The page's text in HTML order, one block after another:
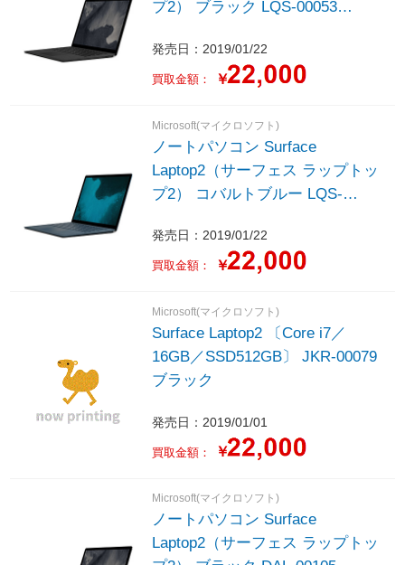
プ2） ブラック LQS-00053
Core i7 /Office HomeandBusiness
/メモリ：16GB /SSD：512GB
発売日：2019/01/22
買取金額： ￥
Microsoft(マイクロソフト)
ノートパソコン Surface
Laptop2（サーフェス ラップトッ
プ2） コバルトブルー LQS-
Home /intel Core i7 /Office
HomeandBusiness /メモリ：
モデル］
発売日：2019/01/22
買取金額： ￥
Microsoft(マイクロソフト)
Surface Laptop2 〔Core i7／
16GB／SSD512GB〕 JKR-00079
ブラック
発売日：2019/01/01
買取金額： ￥
Microsoft(マイクロソフト)
ノートパソコン Surface
Laptop2（サーフェス ラップトッ